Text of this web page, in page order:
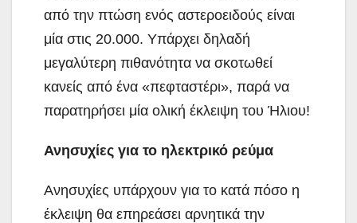
από την πτώση ενός αστεροειδούς είναι
μία στις 20.000. Υπάρχει δηλαδή
μεγαλύτερη πιθανότητα να σκοτωθεί
κανείς από ένα «πεφταστέρι», παρά να
παρατηρήσει μία ολική έκλειψη του Ήλιου!
Ανησυχίες για το ηλεκτρικό ρεύμα
Ανησυχίες υπάρχουν για το κατά πόσο η
έκλειψη θα επηρεάσει αρνητικά την